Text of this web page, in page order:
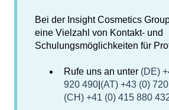
Bei der Insight Cosmetics
eine Vielzahl von Kontakt- und
Schulungsmöglichkeiten für
Rufe uns an unter (DE)
920 490 (AT) +43 (0)
(CH) +41 (0) 415 880